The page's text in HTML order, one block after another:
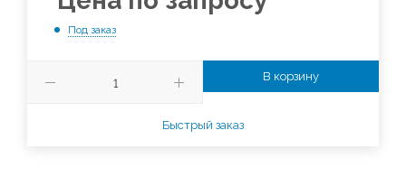
Под заказ
В корзину
Быстрый заказ